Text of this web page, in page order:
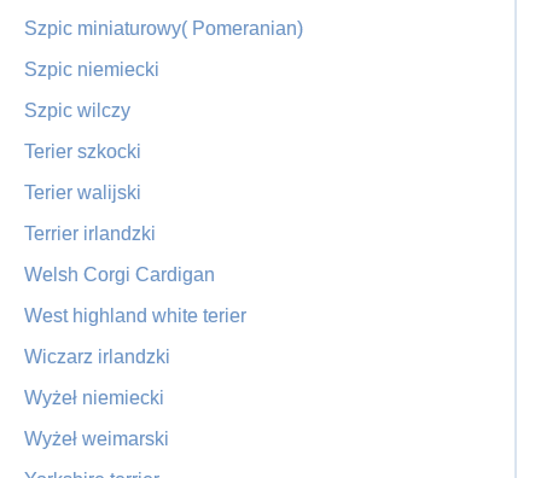
Szpic miniaturowy( Pomeranian)
Szpic niemiecki
Szpic wilczy
Terier szkocki
Terier walijski
Terrier irlandzki
Welsh Corgi Cardigan
West highland white terier
Wiczarz irlandzki
Wyżeł niemiecki
Wyżeł weimarski